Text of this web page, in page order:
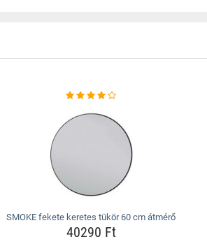
SMOKE fekete keretes tükör 60 cm átmérő
40290 Ft